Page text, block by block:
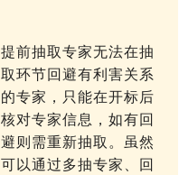
提前抽取专家无法在抽
取环节回避有利害关系
的专家，只能在开标后
核对专家信息，如有回
避则需重新抽取。虽然
可以通过多抽专家、回